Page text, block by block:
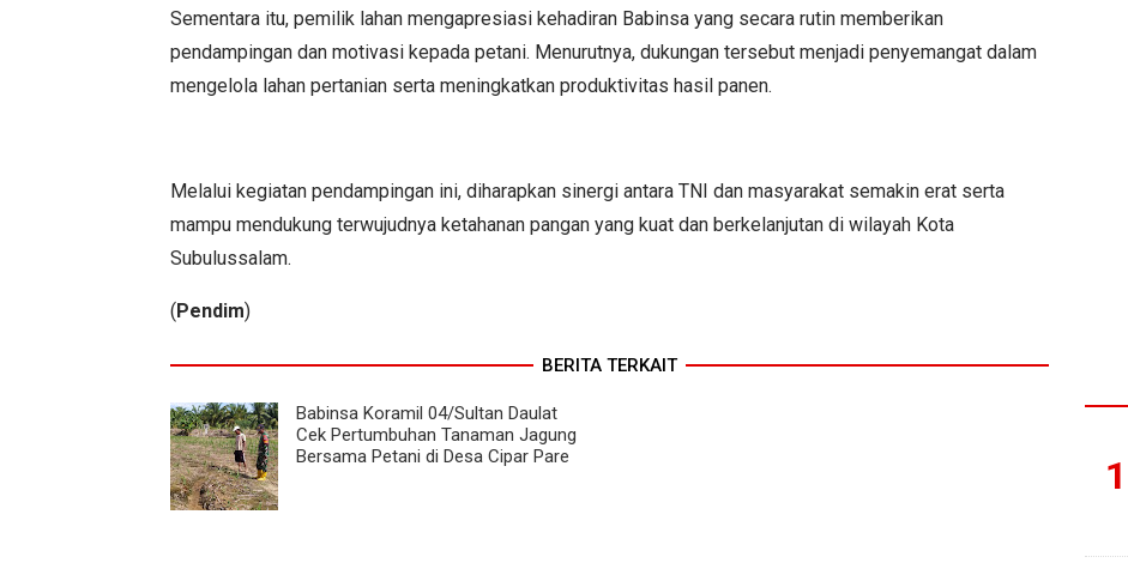
Sementara itu, pemilik lahan mengapresiasi kehadiran Babinsa yang secara rutin memberikan
pendampingan dan motivasi kepada petani. Menurutnya, dukungan tersebut menjadi penyemangat dalam
mengelola lahan pertanian serta meningkatkan produktivitas hasil panen.
Melalui kegiatan pendampingan ini, diharapkan sinergi antara TNI dan masyarakat semakin erat serta
mampu mendukung terwujudnya ketahanan pangan yang kuat dan berkelanjutan di wilayah Kota
Subulussalam.
( Pendim)
BERITA TERKAIT
Babinsa Koramil 04/Sultan Daulat
Cek Pertumbuhan Tanaman Jagung
Bersama Petani di Desa Cipar Pare